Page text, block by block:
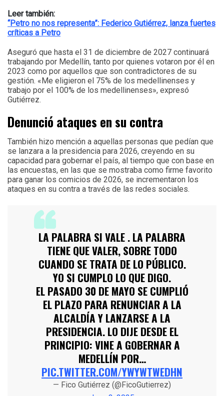
Leer también:
“Petro no nos representa”: Federico Gutiérrez, lanza fuertes
críticas a Petro
Aseguró que hasta el 31 de diciembre de 2027 continuará
trabajando por Medellín, tanto por quienes votaron por él en
2023 como por aquellos que son contradictores de su
gestión. «Me eligieron el 75% de los medellinenses y
trabajo por el 100% de los medellinenses», expresó
Gutiérrez.
Denunció ataques en su contra
También hizo mención a aquellas personas que pedían que
se lanzara a la presidencia para 2026, creyendo en su
capacidad para gobernar el país, al tiempo que con base en
las encuestas, en las que se mostraba como firme favorito
para ganar los comicios de 2026, se incrementaron los
ataques en su contra a través de las redes sociales.
LA PALABRA SI VALE . LA PALABRA
TIENE QUE VALER, SOBRE TODO
CUANDO SE TRATA DE LO PÚBLICO.
YO SI CUMPLO LO QUE DIGO.
EL PASADO 30 DE MAYO SE CUMPLIÓ
EL PLAZO PARA RENUNCIAR A LA
ALCALDÍA Y LANZARSE A LA
PRESIDENCIA. LO DIJE DESDE EL
PRINCIPIO: VINE A GOBERNAR A
MEDELLÍN POR…
PIC.TWITTER.COM/YWYWTWEDHN
— Fico Gutiérrez (@FicoGutierrez)